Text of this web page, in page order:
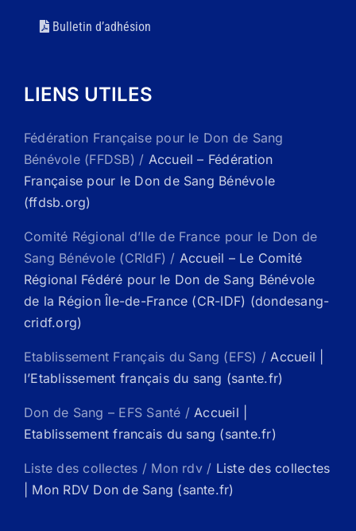
Bulletin d’adhésion
LIENS UTILES
Fédération Française pour le Don de Sang
Bénévole (FFDSB) / Accueil – Fédération
Française pour le Don de Sang Bénévole
(ffdsb.org)
Comité Régional d’Ile de France pour le Don de
Sang Bénévole (CRIdF) / Accueil – Le Comité
Régional Fédéré pour le Don de Sang Bénévole
de la Région Île-de-France (CR-IDF) (dondesang-
cridf.org)
Etablissement Français du Sang (EFS) /Accueil |
l’Etablissement français du sang (sante.fr)
Don de Sang – EFS Santé /Accueil |
Etablissement francais du sang (sante.fr)
Liste des collectes / Mon rdv / Liste des collectes
| Mon RDV Don de Sang (sante.fr)